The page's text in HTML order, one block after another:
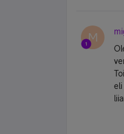
M
eli